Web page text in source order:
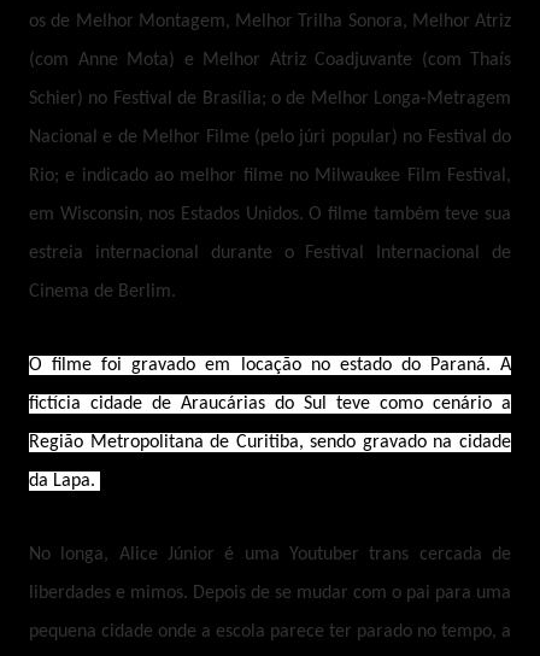
os de Melhor Montagem, Melhor Trilha Sonora, Melhor Atriz
(com Anne Mota) e Melhor Atriz Coadjuvante (com Thaís
Schier) no Festival de Brasília; o de Melhor Longa-Metragem
Nacional e de Melhor Filme (pelo júri popular) no Festival do
Rio; e indicado ao melhor filme no Milwaukee Film Festival,
em Wisconsin, nos Estados Unidos. O filme também teve sua
estreia internacional durante o Festival Internacional de
Cinema de Berlim.
O filme foi gravado em locação no estado do Paraná. A
fictícia cidade de Araucárias do Sul teve como cenário a
Região Metropolitana de Curitiba, sendo gravado na cidade
da Lapa.
No longa, Alice Júnior é uma Youtuber trans cercada de
liberdades e mimos. Depois de se mudar com o pai para uma
pequena cidade onde a escola parece ter parado no tempo, a